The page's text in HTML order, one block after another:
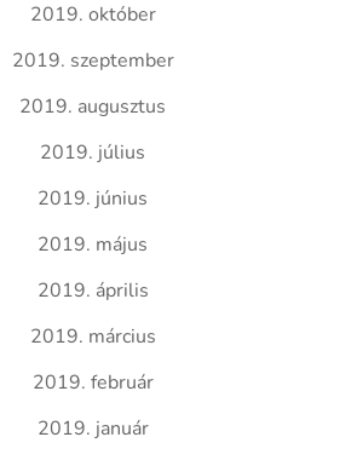
2019. október
2019. szeptember
2019. augusztus
2019. július
2019. június
2019. május
2019. április
2019. március
2019. február
2019. január